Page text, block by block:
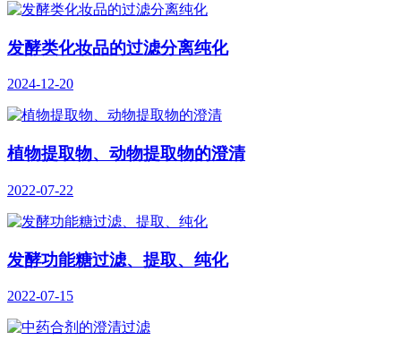
发酵类化妆品的过滤分离纯化
2024-12-20
植物提取物、动物提取物的澄清
2022-07-22
发酵功能糖过滤、提取、纯化
2022-07-15